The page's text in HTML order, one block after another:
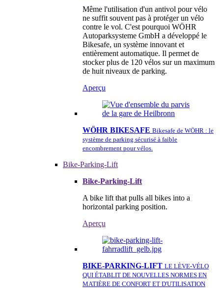
Même l'utilisation d'un antivol pour vélo
ne suffit souvent pas à protéger un vélo
contre le vol. C'est pourquoi WÖHR
Autoparksysteme GmbH a développé le
Bikesafe, un système innovant et
entièrement automatique. Il permet de
stocker plus de 120 vélos sur un maximum
de huit niveaux de parking.
Aperçu
WÖHR BIKESAFE Bikesafe de WÖHR : le
système de parking sécurisé à faible
encombrement pour vélos.
Bike-Parking-Lift
Bike-Parking-Lift
A bike lift that pulls all bikes into a
horizontal parking position.
Aperçu
BIKE-PARKING-LIFT LE LÈVE-VÉLO
QUI ÉTABLIT DE NOUVELLES NORMES EN
MATIÈRE DE CONFORT ET D'UTILISATION